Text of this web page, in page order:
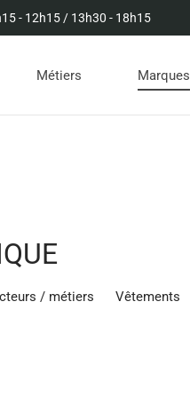
- 12h15 / 13h30 - 18h15
Métiers Marques
/ métiers Vêtements